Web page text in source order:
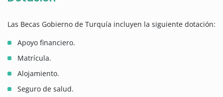
Las Becas Gobierno de Turquía incluyen la siguiente dotación:
Apoyo financiero.
Matrícula.
Alojamiento.
Seguro de salud.